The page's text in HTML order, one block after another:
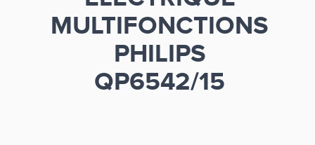
MULTIFONCTIONS
PHILIPS
QP6542/15